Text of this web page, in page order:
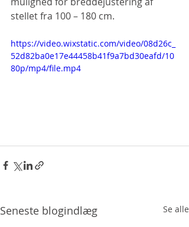
stellet fra 100 – 180 cm.
https://video.wixstatic.com/video/08d26c_
52d82ba0e17e44458b41f9a7bd30eafd/10
80p/mp4/file.mp4
Seneste blogindlæg Se alle